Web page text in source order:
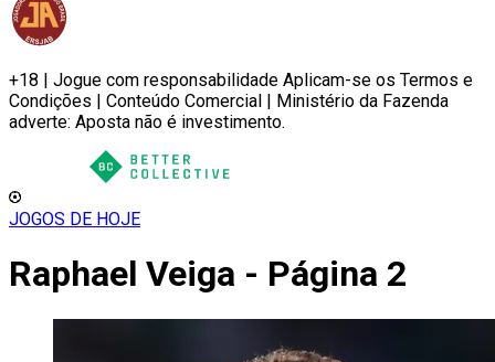
+18 | Jogue com responsabilidade Aplicam-se os Termos e
Condições | Conteúdo Comercial | Ministério da Fazenda
adverte: Aposta não é investimento.
JOGOS DE HOJE
Raphael Veiga - Página 2